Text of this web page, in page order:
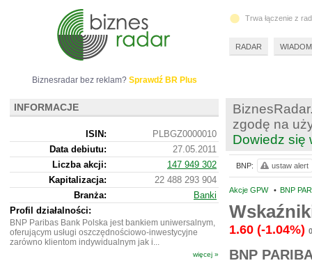
zgodę na
Dowiedz się
Akcje GPW • BNP
1.60 (-1.04%)
BNP
BNP: ustaw alert
Biznesradar bez reklam? Sprawdź BR Plus
INFORMACJE
ISIN:
PLBGZ0000010
Data debiutu:
27.05.2011
Liczba akcji:
147 949 302
Kapitalizacja:
22 488 293 904
Branża:
Banki
Profil działalności:
BNP Paribas Bank Polska jest bankiem uniwersalnym,
oferującym usługi oszczędnościowo-inwestycyjne
zarówno klientom indywidualnym jak i...
więcej »
Trwa łączenie z
RADAR